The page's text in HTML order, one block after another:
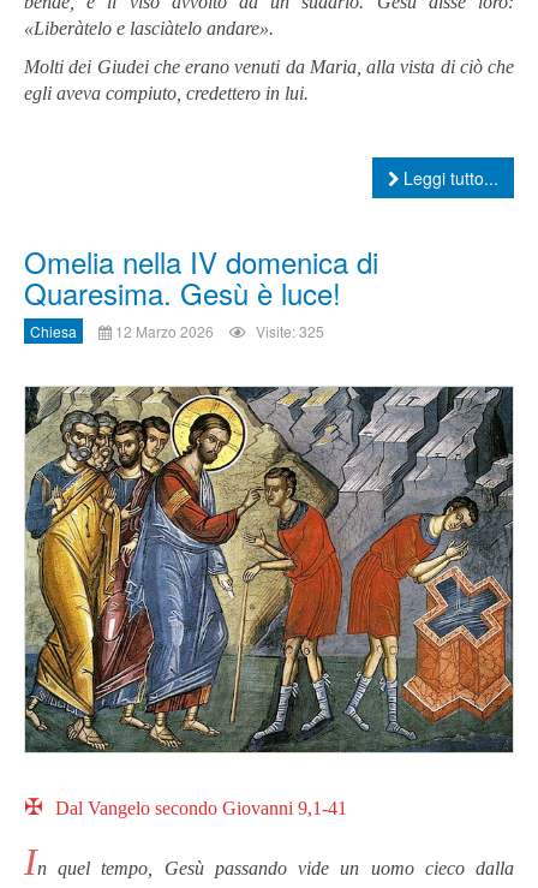
«Liberàtelo e lasciàtelo andare».
Molti dei Giudei che erano venuti da Maria, alla vista di ciò che
egli aveva compiuto, credettero in lui.
Leggi tutto...
Omelia nella IV domenica di
Quaresima. Gesù è luce!
Chiesa 12 Marzo 2026 Visite: 325
✠ Dal Vangelo secondo Giovanni 9,1-41
In quel tempo, Gesù passando vide un uomo cieco dalla